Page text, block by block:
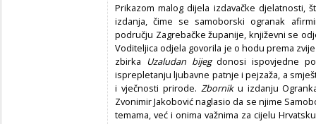
Prikazom malog dijela izdavačke djelatnosti,
izdanja, čime se samoborski ogranak
području Zagrebačke županije, književni se
Voditeljica odjela govorila je o hodu prema
zbirka Uzaludan bijegdonosi ispovjedne
isprepletanju ljubavne patnje i pejzaža, a
i vječnosti prirode. Zborniku izdanju
Zvonimir Jakobović naglasio da se njime
temama, već i onima važnima za cijelu